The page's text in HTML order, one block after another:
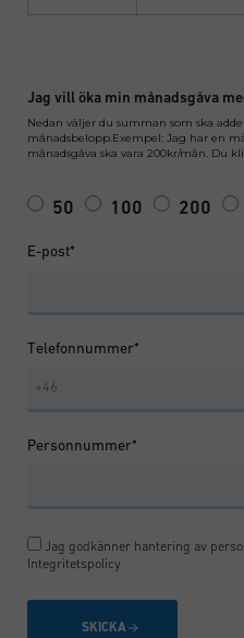
Jag vill öka min månadsgåva
Nedan väljer du summan som ska
månadsbelopp.Exempel: Jag har en
månadsgåva ska vara 200kr/mån. Du
50 100 200
E-post*
Telefonnummer*
Personnummer*
Jag godkänner hantering av
Integritetspolicy
SKICKA